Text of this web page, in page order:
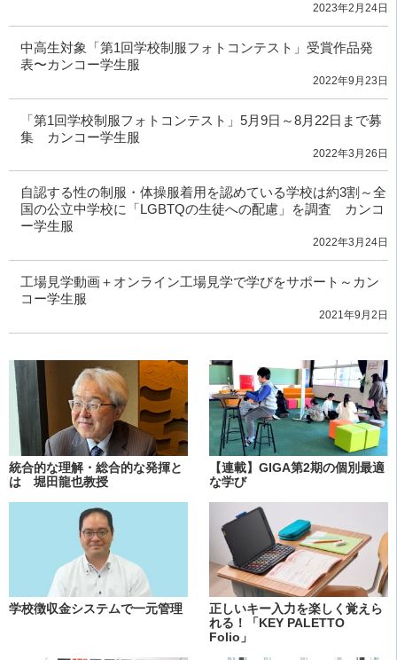
2023年2月24日
中高生対象「第1回学校制服フォトコンテスト」受賞作品発
表〜カンコー学生服
2022年9月23日
「第1回学校制服フォトコンテスト」5月9日～8月22日まで募
集 カンコー学生服
2022年3月26日
自認する性の制服・体操服着用を認めている学校は約3割～全
国の公立中学校に「LGBTQの生徒への配慮」を調査 カンコ
ー学生服
2022年3月24日
工場見学動画＋オンライン工場見学で学びをサポート～カン
コー学生服
2021年9月2日
統合的な理解・総合的な発揮と
は 堀田龍也教授
【連載】GIGA第2期の個別最適
な学び
学校徴収金システムで一元管理
正しいキー入力を楽しく覚えら
れる！「KEY PALETTO
Folio」